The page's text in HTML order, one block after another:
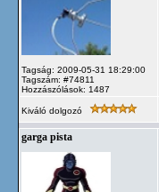
Tagság: 2009-05-31 18:29:00
Tagszám: #74811
Hozzászólások: 1487
Kiváló dolgozó
garga pista